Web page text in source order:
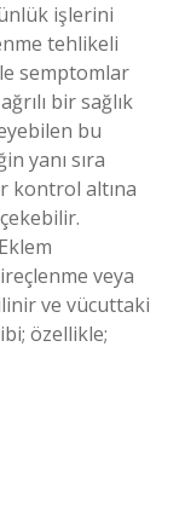
işlerini
tehlikeli
semptomlar
bir sağlık
bu
yanı sıra
kontrol altına
veya
ve vücuttaki
özellikle;